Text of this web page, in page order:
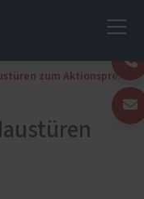
zum Aktionspreis